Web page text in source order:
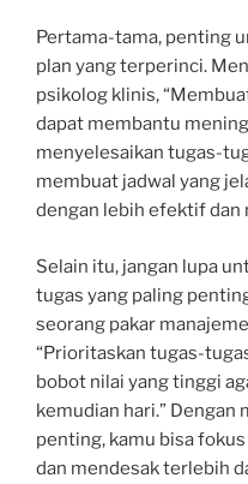
Pertama-tama, penting
plan yang terperinci.
psikolog klinis,
dapat membantu
menyelesaikan tugas-
membuat jadwal yang
dengan lebih efektif dan
Selain itu, jangan lupa
tugas yang paling
seorang pakar
“Prioritaskan tugas-
bobot nilai yang tinggi
kemudian hari.”
penting, kamu bisa
dan mendesak terlebih